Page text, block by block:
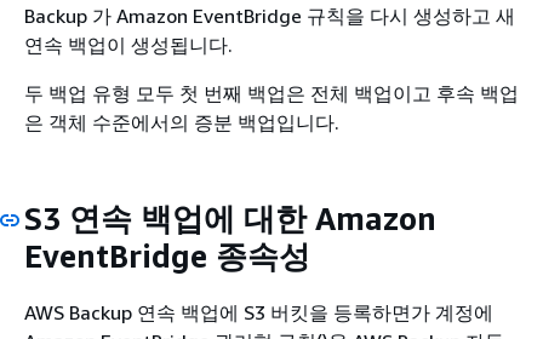
Backup 가 Amazon EventBridge 규칙을 다시 생성하고 새
연속 백업이 생성됩니다.
두 백업 유형 모두 첫 번째 백업은 전체 백업이고 후속 백업
은 객체 수준에서의 증분 백업입니다.
S3 연속 백업에 대한 Amazon
EventBridge 종속성
AWS Backup 연속 백업에 S3 버킷을 등록하면가 계정에